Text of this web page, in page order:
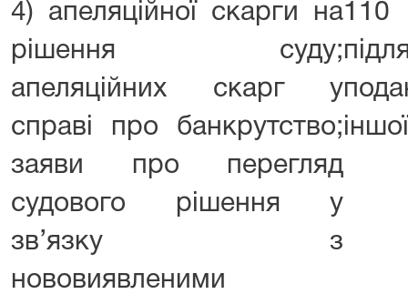
4) апеляційної скарги на
рішення суду;
апеляційних скарг у
справі про банкрутство;
заяви про перегляд
судового рішення у
зв’язку з
нововиявленими
110